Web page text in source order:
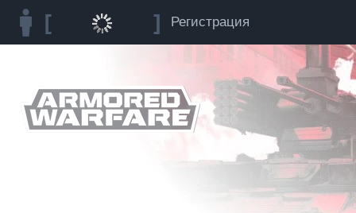
Регистрация